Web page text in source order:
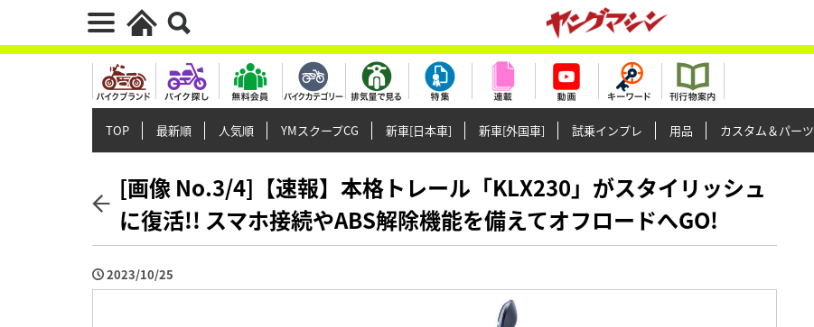
TOP 最新順 人気順 YMスクープCG 新車[日本車] 新車[外国車] 試乗インプレ 用品 カスタム＆パーツ
[画像 No.3/4]【速報】本格トレール「KLX230」がスタイリッシュ
に復活!! スマホ接続やABS解除機能を備えてオフロードへGO!
2023/10/25